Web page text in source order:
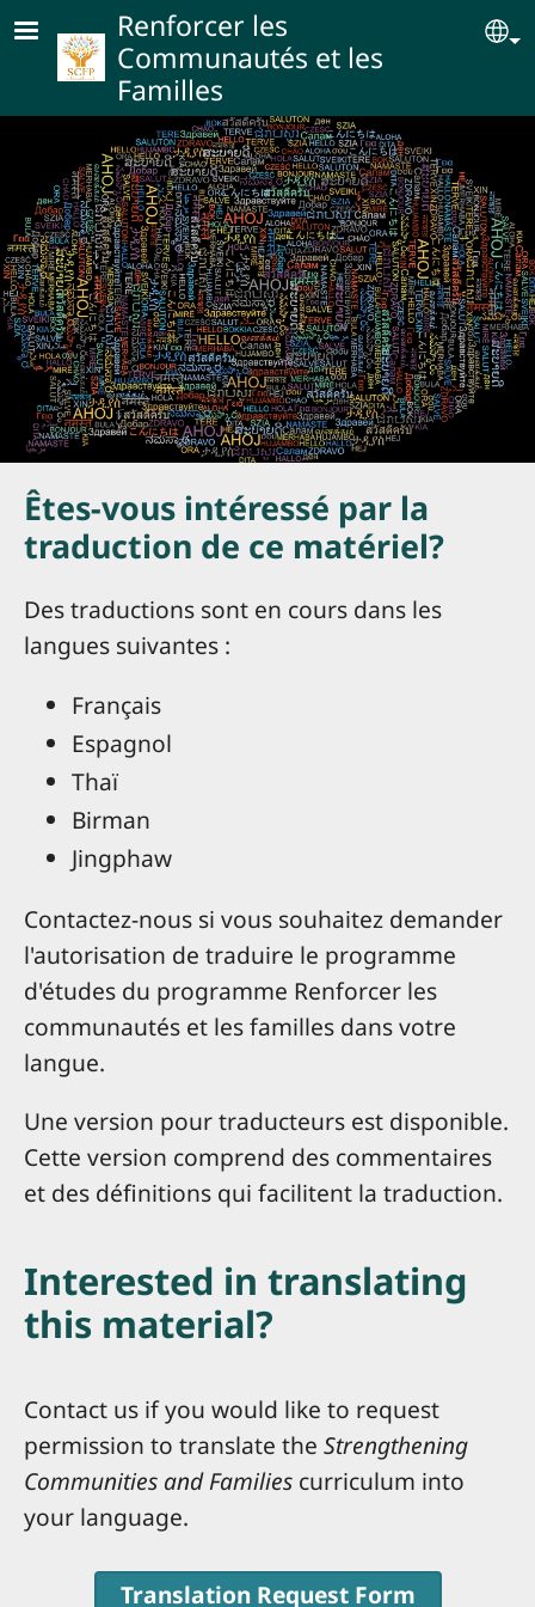
Skip to main content
Renforcer les
Communautés et les
Familles
Êtes-vous intéressé par la
traduction de ce matériel?
Des traductions sont en cours dans les
langues suivantes :
Français
Espagnol
Thaï
Birman
Jingphaw
Contactez-nous si vous souhaitez demander
l'autorisation de traduire le programme
d'études du programme Renforcer les
communautés et les familles dans votre
langue.
Une version pour traducteurs est disponible.
Cette version comprend des commentaires
et des définitions qui facilitent la traduction.
Interested in translating
this material?
Contact us if you would like to request
permission to translate the Strengthening
Communities and Families curriculum into
your language.
Translation Request Form